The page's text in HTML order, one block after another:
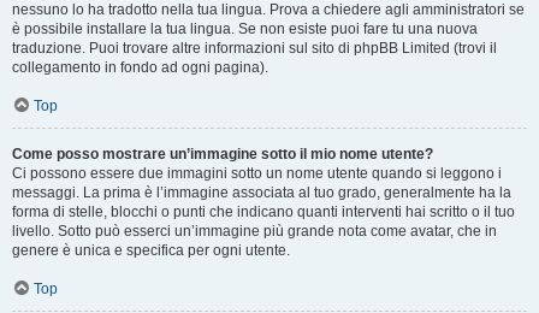
nessuno lo ha tradotto nella tua lingua. Prova a chiedere agli amministratori se
è possibile installare la tua lingua. Se non esiste puoi fare tu una nuova
traduzione. Puoi trovare altre informazioni sul sito di phpBB Limited (trovi il
collegamento in fondo ad ogni pagina).
Top
Come posso mostrare un’immagine sotto il mio nome utente?
Ci possono essere due immagini sotto un nome utente quando si leggono i
messaggi. La prima è l’immagine associata al tuo grado, generalmente ha la
forma di stelle, blocchi o punti che indicano quanti interventi hai scritto o il tuo
livello. Sotto può esserci un’immagine più grande nota come avatar, che in
genere è unica e specifica per ogni utente.
Top